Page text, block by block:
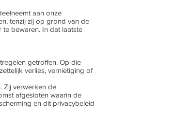
aan onze
tenzij zij op grond van de
bewaren. In dat laatste
getroffen. Op die
verlies, vernietiging of
verwerken de
afgesloten waarin de
en dit privacybeleid